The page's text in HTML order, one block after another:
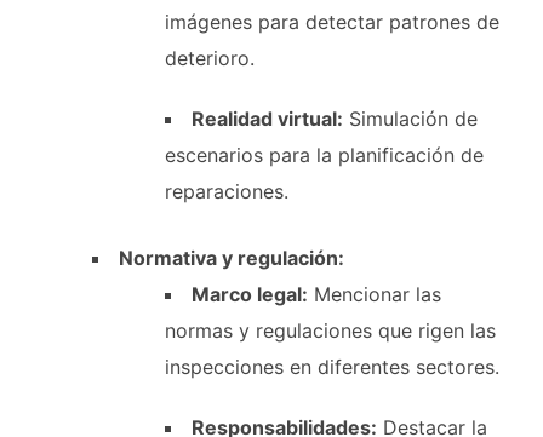
imágenes para detectar patrones de
deterioro.
Realidad virtual: Simulación de
escenarios para la planificación de
reparaciones.
Normativa y regulación:
Marco legal: Mencionar las
normas y regulaciones que rigen las
inspecciones en diferentes sectores.
Responsabilidades: Destacar la